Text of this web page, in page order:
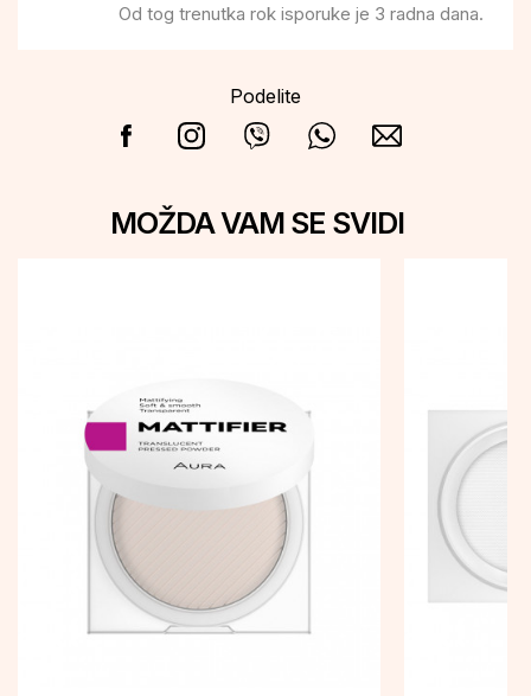
Od tog trenutka rok isporuke je 3 radna dana.
Podelite
MOŽDA VAM SE SVIDI